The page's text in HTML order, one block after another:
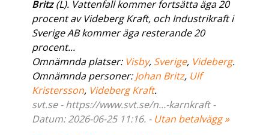
Britz(L). Vattenfall kommer fortsätta äga 20
procent av Videberg Kraft, och Industrikraft i
Sverige AB kommer äga resterande 20
procent...
Omnämnda platser: Visby, Sverige, Videberg.
Omnämnda personer:Johan Britz, Ulf
Kristersson, Videberg Kraft.
svt.se - https://www.svt.se/n...-karnkraft -
Datum: 2026-06-25 11:16. - Utan betalvägg »